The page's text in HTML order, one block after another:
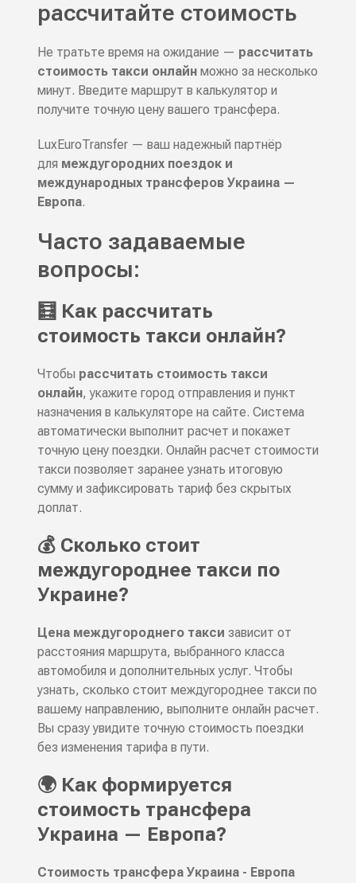
рассчитайте стоимость
Не тратьте время на ожидание — рассчитать
стоимость такси онлайнможно за несколько
минут. Введите маршрут в калькулятор и
получите точную цену вашего трансфера.
LuxEuroTransfer — ваш надежный партнёр
для междугородних поездок и
международных трансферов Украина —
Европа.
Часто задаваемые
вопросы:
🧮 Как рассчитать
стоимость такси онлайн?
Чтобы рассчитать стоимость такси
онлайн, укажите город отправления и пункт
назначения в калькуляторе на сайте. Система
автоматически выполнит расчет и покажет
точную цену поездки. Онлайн расчет стоимости
такси позволяет заранее узнать итоговую
сумму и зафиксировать тариф без скрытых
доплат.
💰 Сколько стоит
междугороднее такси по
Украине?
Цена междугороднего такси зависит от
расстояния маршрута, выбранного класса
автомобиля и дополнительных услуг. Чтобы
узнать, сколько стоит междугороднее такси по
вашему направлению, выполните онлайн расчет.
Вы сразу увидите точную стоимость поездки
без изменения тарифа в пути.
🌍 Как формируется
стоимость трансфера
Украина — Европа?
Стоимость трансфера Украина - Европа